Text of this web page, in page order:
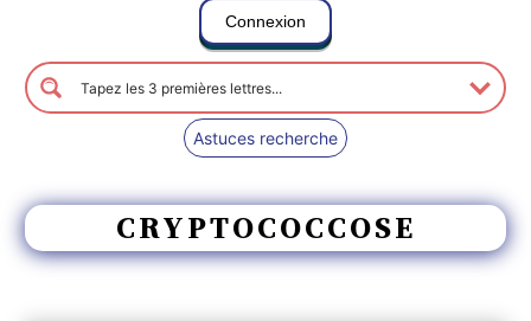
Connexion
Astuces recherche
CRYPTOCOCCOSE